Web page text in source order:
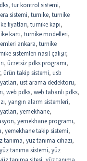
, tur kontrol sistemi,
sistemi, turnike, turnike
fiyatları, turnike kapı,
kartı, turnike modelleri,
ankara, turnike
sistemleri nasıl çalışır,
, ücretsiz pdks programı,
, ürün takip sistemi, usb
, üst arama dedektörü,
, web pdks, web tabanlı pdks,
, yangın alarm sistemleri,
, yemekhane,
, yemekhane programı,
, yemekhane takip sistemi,
tanıma, yüz tanıma cihazı,
yüz tanıma sistemi, yüz